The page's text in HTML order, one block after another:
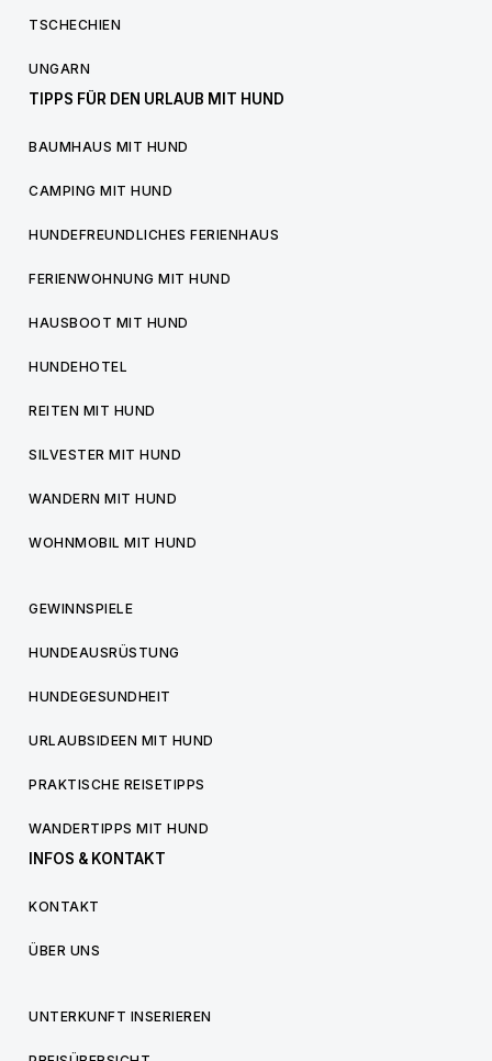
TSCHECHIEN
UNGARN
TIPPS FÜR DEN URLAUB MIT HUND
BAUMHAUS MIT HUND
CAMPING MIT HUND
HUNDEFREUNDLICHES FERIENHAUS
FERIENWOHNUNG MIT HUND
HAUSBOOT MIT HUND
HUNDEHOTEL
REITEN MIT HUND
SILVESTER MIT HUND
WANDERN MIT HUND
WOHNMOBIL MIT HUND
GEWINNSPIELE
HUNDEAUSRÜSTUNG
HUNDEGESUNDHEIT
URLAUBSIDEEN MIT HUND
PRAKTISCHE REISETIPPS
WANDERTIPPS MIT HUND
INFOS & KONTAKT
KONTAKT
ÜBER UNS
UNTERKUNFT INSERIEREN